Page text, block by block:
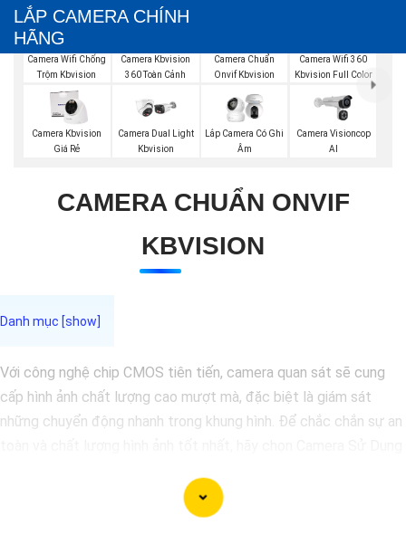
LẮP CAMERA CHÍNH
HÃNG
Camera Wifi Chống
Trộm Kbvision
Camera Kbvision
360 Toàn Cảnh
Camera Chuẩn
Onvif Kbvision
Camera Wifi 360
Kbvision Full Color
Camera Kbvision
Giá Rẻ
Camera Dual Light
Kbvision
Lắp Camera Có Ghi
Âm
Camera Visioncop
Al
CAMERA CHUẨN ONVIF
KBVISION
Với công nghệ chip CMOS tiên tiến, camera quan sát sẽ cung
cấp hình ảnh chất lượng cao mượt mà, đặc biệt là giám sát
những chuyển động nhanh trong khung hình. Để chắc chắn sự an